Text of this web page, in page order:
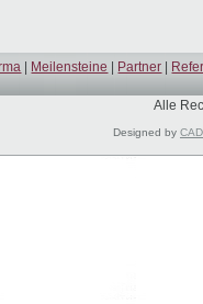
Meilensteine Partner
Alle
Designed by